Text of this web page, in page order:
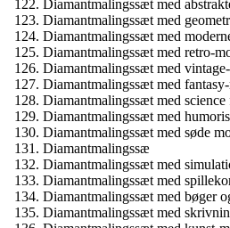
Diamantmalingssæt med
Diamantmalingssæt med
Diamantmalingssæt med
Diamantmalingssæt med retro-
Diamantmalingssæt med
Diamantmalingssæt med
Diamantmalingssæt med
Diamantmalingssæt med
Diamantmalingssæt med søde
Diamantmalingssæ
Diamantmalingssæt med
Diamantmalingssæt med
Diamantmalingssæt med bøger
Diamantmalingssæt med